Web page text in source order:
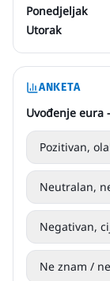
Ponedjeljak
Utorak
ANKETA
Uvođenje eura
Pozitivan,
Neutralan,
Negativan,
Ne znam /